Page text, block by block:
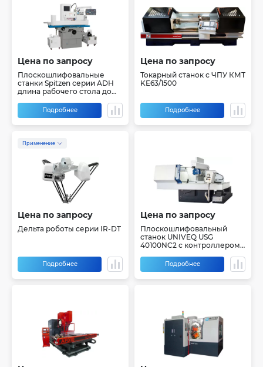
Цена по запросу
Плоскошлифовальные
станки Spitzen серии ADH
длина рабочего стола до
Подробнее
Цена по запросу
Токарный станок с ЧПУ КМТ
KE63/1500
Подробнее
Применение
Цена по запросу
Дельта роботы серии IR-DT
Подробнее
Цена по запросу
Плоскошлифовальный
станок UNIVEQ USG
40100NC2 с контроллером
Подробнее